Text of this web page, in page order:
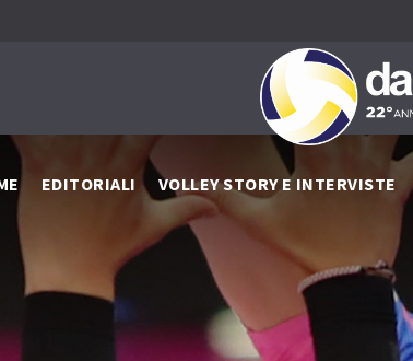
EDITORIALI VOLLEY STORY E INTERVISTE